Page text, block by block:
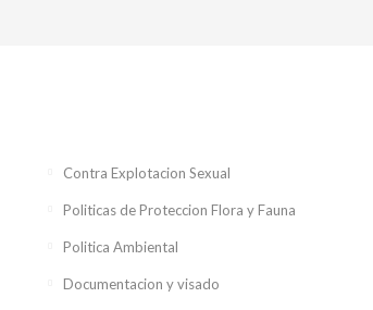
Contra Explotacion Sexual
Politicas de Proteccion Flora y Fauna
Politica Ambiental
Documentacion y visado